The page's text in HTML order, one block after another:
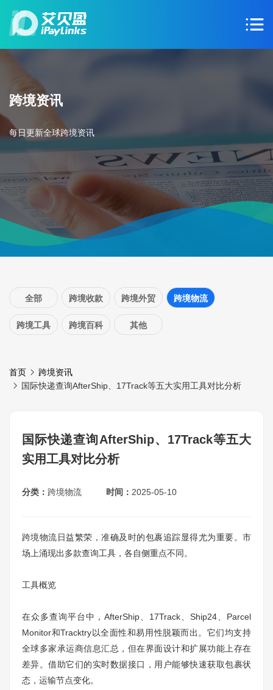
跨境资讯
每日更新全球跨境资讯
全部 跨境收款 跨境外贸 跨境物流
跨境工具 跨境百科 其他
首页
跨境资讯
国际快递查询AfterShip、17Track等五大实用工具对比分析
国际快递查询AfterShip、17Track等五大
实用工具对比分析
分类： 跨境物流 时间： 2025-05-10
跨境物流日益繁荣，准确及时的包裹追踪显得尤为重要。市
场上涌现出多款查询工具，各自侧重点不同。
工具概览
在众多查询平台中，AfterShip、17Track、Ship24、Parcel
Monitor和Tracktry以全面性和易用性脱颖而出。它们均支持
全球多家承运商信息汇总，但在界面设计和扩展功能上存在
差异。借助它们的实时数据接口，用户能够快速获取包裹状
态，运输节点变化。